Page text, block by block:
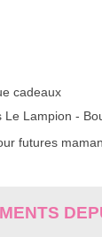
cadeaux
Lampion -
futures